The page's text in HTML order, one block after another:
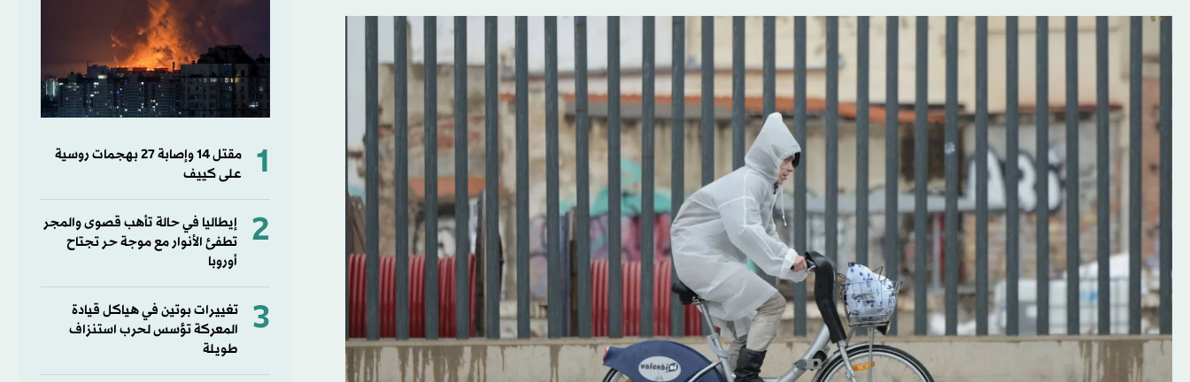
1
مقتل ⁠14 وإصابة ‌27 بهجمات روسية
على كييف
2
إيطاليا في حالة تأهب قصوى والمجر
تطفئ الأنوار مع موجة حر تجتاح
أوروبا
3
تغييرات بوتين في هياكل قيادة
المعركة تؤسس لحرب استنزاف
طويلة